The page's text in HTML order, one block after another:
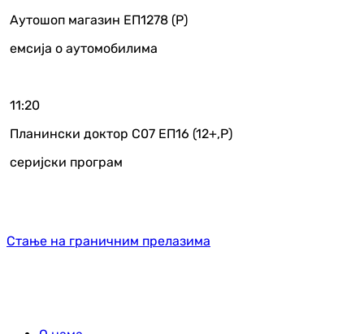
Аутошоп магазин ЕП1278 (Р)
емсија о аутомобилима
11:20
Планински доктор С07 ЕП16 (12+,Р)
серијски програм
Стање на граничним прелазима